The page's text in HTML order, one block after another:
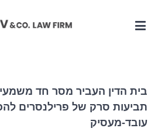
בית הדין העביר מסר חד
תביעות סרק של פרילנסרים
עובד-מעסיק